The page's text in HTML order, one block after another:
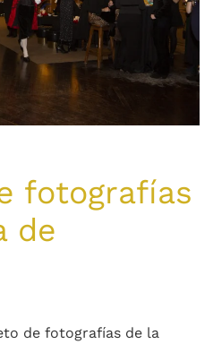
fotografías
de
de fotografías de la